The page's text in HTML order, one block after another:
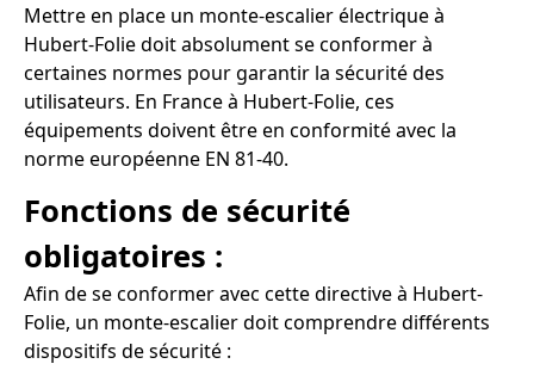
Mettre en place un monte-escalier électrique à
Hubert-Folie doit absolument se conformer à
certaines normes pour garantir la sécurité des
utilisateurs. En France à Hubert-Folie, ces
équipements doivent être en conformité avec la
norme européenne EN 81-40.
Fonctions de sécurité
obligatoires :
Afin de se conformer avec cette directive à Hubert-
Folie, un monte-escalier doit comprendre différents
dispositifs de sécurité :